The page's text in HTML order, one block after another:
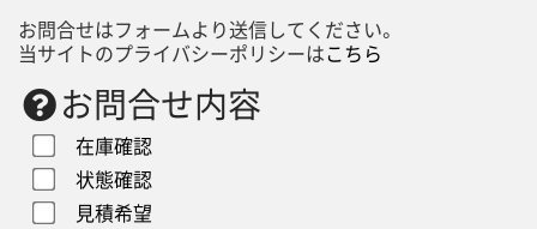
お問合せはフォームより送信してください。
当サイトのプライバシーポリシーはこちら
お問合せ内容
在庫確認
状態確認
見積希望